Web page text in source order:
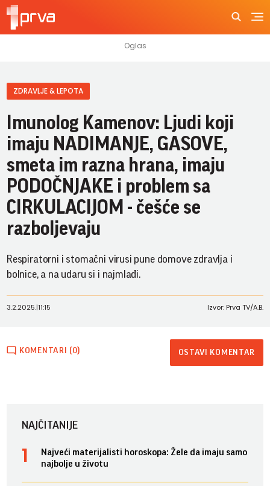
ZDRAVLJE & LEPOTA
Imunolog Kamenov: Ljudi koji
imaju NADIMANJE, GASOVE,
smeta im razna hrana, imaju
PODOČNJAKE i problem sa
CIRKULACIJOM - češće se
razboljevaju
Respiratorni i stomačni virusi pune domove zdravlja i
bolnice, a na udaru si i najmlađi.
3.2.2025.|11:15 Izvor: Prva TV/A.B.
KOMENTARI (0) OSTAVI KOMENTAR
NAJČITANIJE
Najveći materijalisti horoskopa: Žele da imaju samo
najbolje u životu